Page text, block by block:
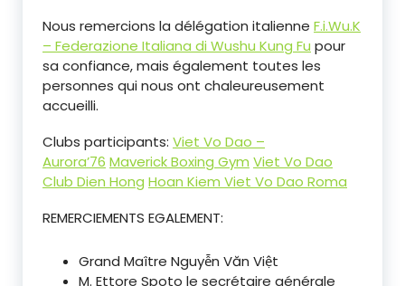
Nous remercions la délégation italienne F.i.Wu.K
– Federazione Italiana di Wushu Kung Fu pour
sa confiance, mais également toutes les
personnes qui nous ont chaleureusement
accueilli.
Clubs participants: Viet Vo Dao –
Aurora’76 Maverick Boxing Gym Viet Vo Dao
Club Dien Hong Hoan Kiem Viet Vo Dao Roma
REMERCIEMENTS EGALEMENT:
Grand Maître Nguyễn Văn Việt
M. Ettore Spoto le secrétaire générale